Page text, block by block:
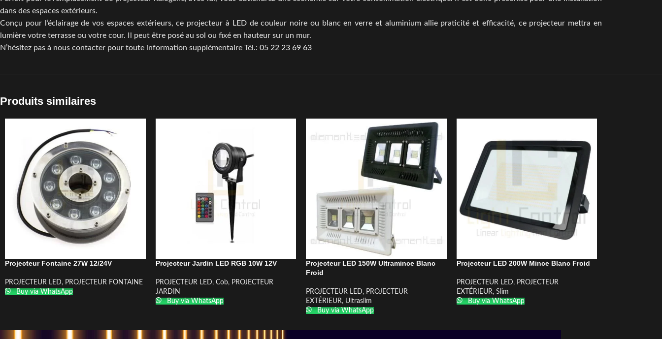
dans des espaces extérieurs.
Conçu pour l’éclairage de vos espaces extérieurs, ce projecteur à LED de couleur noire ou blanc en verre et aluminium allie praticité et efficacité, ce projecteur mettra en
lumière votre terrasse ou votre cour. Il peut être posé au sol ou fixé en hauteur sur un mur.
N’hésitez pas à nous contacter pour toute information supplémentaire Tél.: 05 22 23 69 63
Produits similaires
Projecteur Fontaine 27W 12/24V
PROJECTEUR LED, PROJECTEUR FONTAINE
Buy via WhatsApp
Projecteur Jardin LED RGB 10W 12V
PROJECTEUR LED, Cob, PROJECTEUR
JARDIN
Buy via WhatsApp
Projecteur LED 150W Ultramince Blanc
Froid
PROJECTEUR LED, PROJECTEUR
EXTÉRIEUR, Ultraslim
Buy via WhatsApp
Projecteur LED 200W Mince Blanc Froid
PROJECTEUR LED, PROJECTEUR
EXTÉRIEUR, Slim
Buy via WhatsApp